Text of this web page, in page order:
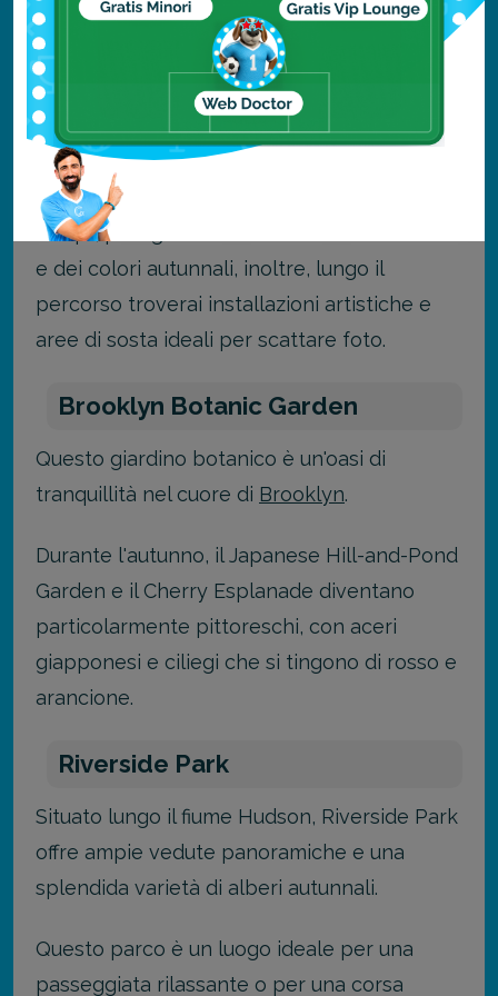
migliori.
The High Line
LaHigh Lineè un parco lineare costruito su
una vecchia linea ferroviaria sopraelevata.
Da qui, puoi godere di viste uniche della città
e dei colori autunnali, inoltre, lungo il
percorso troverai installazioni artistiche e
aree di sosta ideali per scattare foto.
Brooklyn Botanic Garden
Questo giardino botanico è un'oasi di
tranquillità nel cuore di Brooklyn.
Durante l'autunno, il Japanese Hill-and-Pond
Garden e il Cherry Esplanade diventano
particolarmente pittoreschi, con aceri
giapponesi e ciliegi che si tingono di rosso e
arancione.
Riverside Park
Situato lungo il fiume Hudson, Riverside Park
offre ampie vedute panoramiche e una
splendida varietà di alberi autunnali.
Questo parco è un luogo ideale per una
passeggiata rilassante o per una corsa